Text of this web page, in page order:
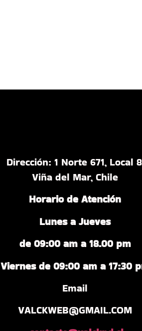
Dirección: 1 Norte 671, Local
Viña del Mar, Chile
Horario de Atención
Lunes a Jueves
de 09:00 am a 18.00 pm
Viernes de 09:00 am a 17:30
Email
VALCKWEB@GMAIL.COM